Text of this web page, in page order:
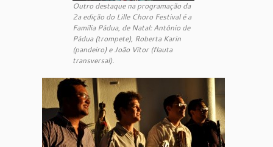
Outro destaque na programação da
2a edição do Lille Choro Festival é a
Família Pádua, de Natal: Antônio de
Pádua (trompete), Roberta Karin
(pandeiro) e João Vítor (flauta
transversal).